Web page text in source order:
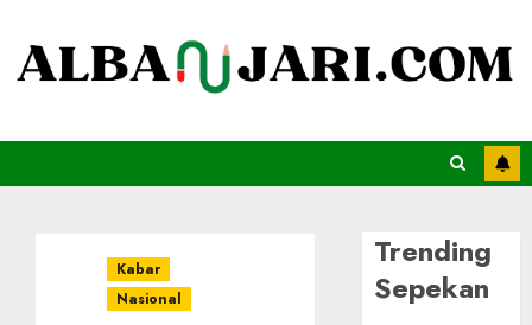
Kabar
Nasional
Trending
Sepekan